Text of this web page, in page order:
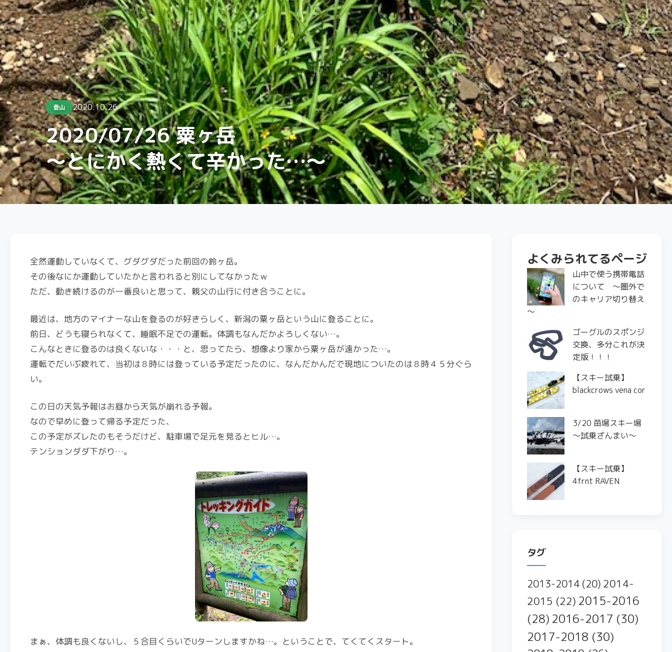
登山 2020.10.26
2020/07/26 粟ヶ岳
〜とにかく熱くて辛かった…〜
全然運動していなくて、グダグダだった前回の鈴ヶ岳。
その後なにか運動していたかと言われると別にしてなかったｗ
ただ、動き続けるのが一番良いと思って、親父の山行に付き合うことに。
最近は、地方のマイナーな山を登るのが好きらしく、新潟の粟ヶ岳という山に登ることに。
前日、どうも寝られなくて、睡眠不足での運転。体調もなんだかよろしくない…。
こんなときに登るのは良くないな・・・と、思ってたら、想像より家から粟ヶ岳が遠かった…。
運転でだいぶ疲れて、当初は８時には登っている予定だったのに、なんだかんだで現地についたのは８時４５分ぐら
い。
この日の天気予報はお昼から天気が崩れる予報。
なので早めに登って帰る予定だった、
この予定がズレたのもそうだけど、駐車場で足元を見るとヒル…。
テンションダダ下がり…。
まぁ、体調も良くないし、５合目くらいでUターンしますかね…。ということで、てくてくスタート。
よくみられてるページ
山中で使う携帯電話
について ～圏外で
のキャリア切り替え
～
ゴーグルのスポンジ
交換、多分これが決
定版！！！
【スキー試乗】
blackcrows vena cor
3/20 苗場スキー場
〜試乗ざんまい〜
【スキー試乗】
4frnt RAVEN
タグ
2013-2014 (20) 2014-
2015 (22) 2015-2016
(28) 2016-2017 (30)
2017-2018 (30)